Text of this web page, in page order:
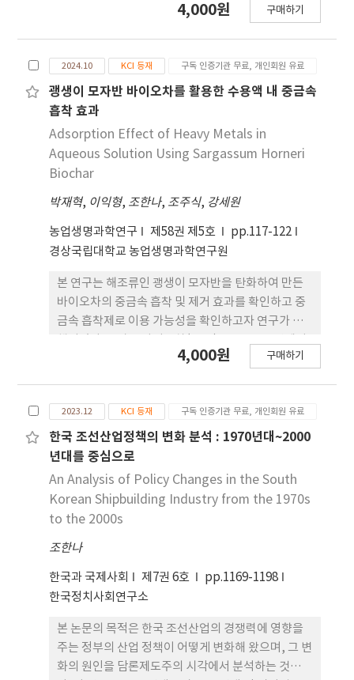
과는 폐코이어 배지로부터 제조된 바이오차가 작물
능성과 최적화된 사용 방안에 대한 추가 연구의 필요
성을 시사한다.
계분과 목질계 바이오매스를 이용하였으며,
70:30(CMB7)의 비율로 각각 혼합하여 혐기성 열분
해를 통해 생산하였다. 생산된 계분 바이오차는 비료
공정규격과 비교하였을 때 CMB4부터 염분함량이
1.93%로 조건을 충족하였으나 원료인 계분의 염분
변동성과 계분의 활용을 극대화하기 위해 염분함량이
1.80%인 CMB5를 최적 생산조건으로 선정하였다.
상토의 주요 원료인 코코피트 대신 계분 바이오차를
1~5%(CMB+BS 1~5%)의 부피 비율로 대체하여 생
산하였다. 계분 바이오차 상토는 혼합 비율에 상관없
이 비료공정규격을 준수하였고, 이를 이용하여 배추,
상추, 열무, 무, 완두를 대상으로 비해평가를 진행한
결과, 열무를 제외한 작물의 생육이 계분 바이오차가
1~2% 투입된 처리구에서 대조구와 비교하였을 때 초
장은 –7~79.2%, 엽수의 경우 0~50.7% 증가한 것을
확인할 수 있었다. 또한 제작된 계분 바이오차 상토가
상토 원료로 활용이 가능하다는 것을 확인하였다. 그
러나, 계분 바이오차의 투입 수준과 작물에 따른 생육
차이가 있어 농업적 활용 가능성을 개선할 수 있는 후
4,000원 구매하기
2024.10 KCI 등재 구독 인증기관 무료, 개인회원 유료
괭생이 모자반 바이오차를 활용한 수용액 내 중금속
흡착 효과
Adsorption Effect of Heavy Metals in
Aqueous Solution Using Sargassum Horneri
Biochar
박재혁, 이익형, 조한나, 조주식, 강세원
농업생명과학연구 제58권 제5호
pp.117-122
경상국립대학교 농업생명과학연구원
본 연구는 해조류인 괭생이 모자반을 탄화하여 만든
바이오차의 중금속 흡착 및 제거 효과를 확인하고 중
금속 흡착제로 이용 가능성을 확인하고자 연구가 수
2시간 열분해를 통해 생산하였다. 중금속 흡착실험은
중금속 흡착 효율성을 확인하였다. 모자반 바이오차
의 중금속 제거효율은 Pb, Cd, Cu 및 Zn에서 각각
97.3, 85.2, 76.4 및 42.0%로 Pb＞Cd＞Cu＞Zn 순
의 제거효율을 보였다. 등온흡착결과로 Freundlich
등온흡착패턴은 L형이었으며, 흡착강도(1/n)는 0.49
~ 0.80 범위로 조사되었다. Langmuir 등온흡착식에
92.6, 47.8 및 70.4 mg g-1이었으며, 흡착강도는 각
각 0.4950, 0.1004, 0.0245 및 0.0188로 조사되었다.
본 실험 결과로 볼 때 모자반 바이오차는 중금속 흡착
제로써 활용이 가능할 것으로 보여지며, 이를 활용하
기 위한 추가 연구가 필요하다고 보여진다.
4,000원 구매하기
2023.12 KCI 등재 구독 인증기관 무료, 개인회원 유료
한국 조선산업정책의 변화 분석 : 1970년대~2000
년대를 중심으로
An Analysis of Policy Changes in the South
Korean Shipbuilding Industry from the 1970s
to the 2000s
조한나
한국과 국제사회 제7권 6호
pp.1169-1198
한국정치사회연구소
본 논문의 목적은 한국 조선산업의 경쟁력에 영향을
주는 정부의 산업 정책이 어떻게 변화해 왔으며, 그 변
화의 원인을 담론제도주의 시각에서 분석하는 것이